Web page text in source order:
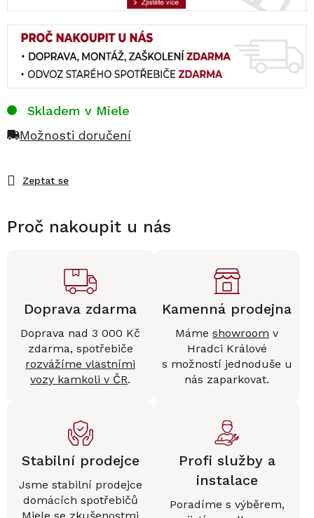
Zeptat se
Skladem v Miele
Možnosti doručení
Proč nakoupit u nás
Doprava zdarma
Doprava nad 3 000 Kč
zdarma, spotřebiče
rozvážíme vlastními
vozy kamkoli v ČR.
Kamenná prodejna
Máme showroom v
Hradci Králové
s možností jednoduše u
nás zaparkovat.
Stabilní prodejce
Jsme stabilní prodejce
domácích spotřebičů
Profi služby a
instalace
Poradíme s výběrem,